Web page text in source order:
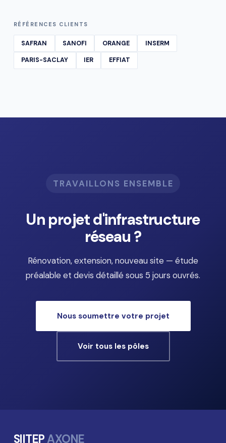
RÉFÉRENCES CLIENTS
SAFRAN SANOFI ORANGE INSERM
PARIS-SACLAY IER EFFIAT
TRAVAILLONS ENSEMBLE
Un projet d'infrastructure
réseau ?
Rénovation, extension, nouveau site — étude
préalable et devis détaillé sous 5 jours ouvrés.
Nous soumettre votre projet
Voir tous les pôles
SIITEPAXONE